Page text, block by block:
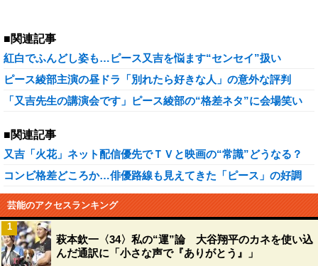
■関連記事
紅白でふんどし姿も…ピース又吉を悩ます“センセイ”扱い
ピース綾部主演の昼ドラ「別れたら好きな人」の意外な評判
「又吉先生の講演会です」ピース綾部の“格差ネタ”に会場笑い
■関連記事
又吉「火花」ネット配信優先でＴＶと映画の“常識”どうなる？
コンビ格差どころか…俳優路線も見えてきた「ピース」の好調
芸能のアクセスランキング
萩本欽一〈34〉私の“運”論 大谷翔平のカネを使い込
んだ通訳に「小さな声で『ありがとう』」
1